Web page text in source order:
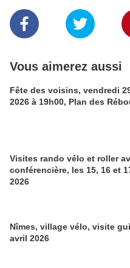
Vous aimerez aussi
Fête des voisins, vendredi
2026 à 19h00, Plan des
Visites rando vélo et roller
conférencière, les 15, 16 et
2026
Nîmes, village vélo, visite
avril 2026